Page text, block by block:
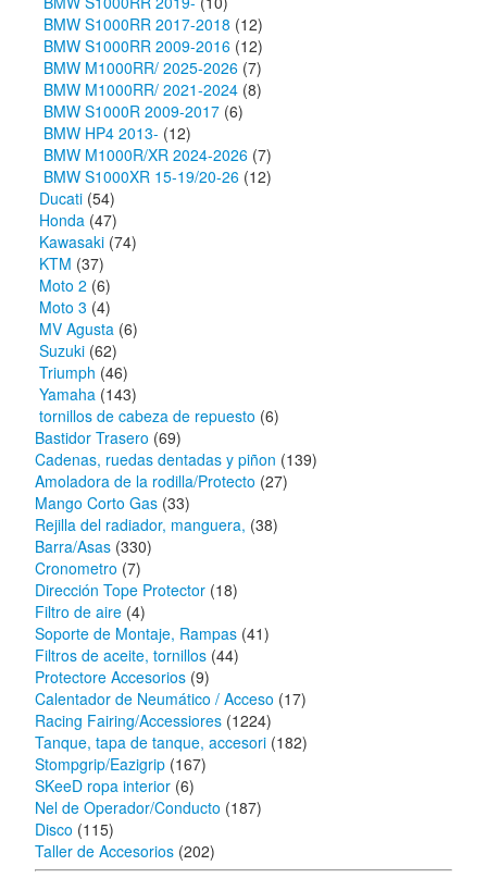
BMW S1000RR 2017-2018 (12)
BMW S1000RR 2009-2016 (12)
BMW M1000RR/ 2025-2026 (7)
BMW M1000RR/ 2021-2024 (8)
BMW S1000R 2009-2017 (6)
BMW HP4 2013- (12)
BMW M1000R/XR 2024-2026 (7)
BMW S1000XR 15-19/20-26 (12)
Ducati (54)
Honda (47)
Kawasaki (74)
KTM (37)
Moto 2 (6)
Moto 3 (4)
MV Agusta (6)
Suzuki (62)
Triumph (46)
Yamaha (143)
tornillos de cabeza de repuesto (6)
Bastidor Trasero (69)
Cadenas, ruedas dentadas y piñon (139)
Amoladora de la rodilla/Protecto (27)
Mango Corto Gas (33)
Rejilla del radiador, manguera, (38)
Barra/Asas (330)
Cronometro (7)
Dirección Tope Protector (18)
Filtro de aire (4)
Soporte de Montaje, Rampas (41)
Filtros de aceite, tornillos (44)
Protectore Accesorios (9)
Calentador de Neumático / Acceso (17)
Racing Fairing/Accessiores (1224)
Tanque, tapa de tanque, accesori (182)
Stompgrip/Eazigrip (167)
SKeeD ropa interior (6)
Nel de Operador/Conducto (187)
Disco (115)
Taller de Accesorios (202)